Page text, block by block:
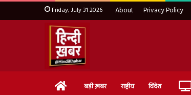
Friday, July 31 2026 About Privacy Policy
Home बड़ी ख़बर राष्ट्रीय विदेश